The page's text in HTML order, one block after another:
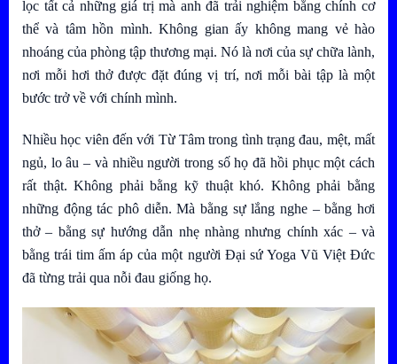
lọc tất cả những giá trị mà anh đã trải nghiệm bằng chính cơ
thể và tâm hồn mình. Không gian ấy không mang vẻ hào
nhoáng của phòng tập thương mại. Nó là nơi của sự chữa lành,
nơi mỗi hơi thở được đặt đúng vị trí, nơi mỗi bài tập là một
bước trở về với chính mình.
Nhiều học viên đến với Từ Tâm trong tình trạng đau, mệt, mất
ngủ, lo âu – và nhiều người trong số họ đã hồi phục một cách
rất thật. Không phải bằng kỹ thuật khó. Không phải bằng
những động tác phô diễn. Mà bằng sự lắng nghe – bằng hơi
thở – bằng sự hướng dẫn nhẹ nhàng nhưng chính xác – và
bằng trái tim ấm áp của một người Đại sứ Yoga Vũ Việt Đức
đã từng trải qua nỗi đau giống họ.